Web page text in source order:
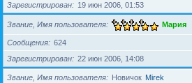
Зарегистрирован
19 июн 2006, 01:53
Звание, Имя пользователя Мария
Сообщения
624
Зарегистрирован
22 июн 2006, 14:08
Звание, Имя пользователя Новичок Mirek